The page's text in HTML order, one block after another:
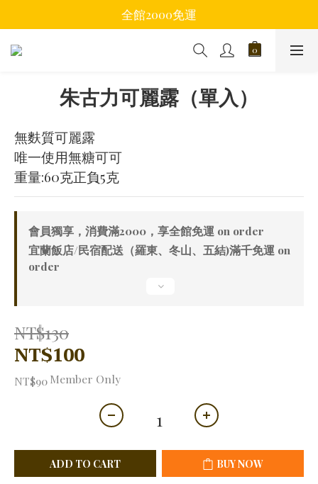
全館2000免運
朱古力可麗露（單入）
無麩質可麗露
唯一使用無糖可可
重量:60克正負5克
會員獨享，消費滿2000，享全館免運 on order
宜蘭飯店/民宿配送（羅東、冬山、五結)滿千免運 on
order
NT$130
NT$100
NT$90Member Only
ADD TO CART BUY NOW